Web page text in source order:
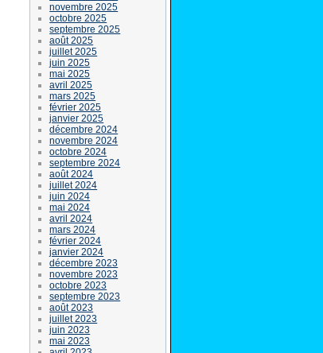
novembre 2025
octobre 2025
septembre 2025
août 2025
juillet 2025
juin 2025
mai 2025
avril 2025
mars 2025
février 2025
janvier 2025
décembre 2024
novembre 2024
octobre 2024
septembre 2024
août 2024
juillet 2024
juin 2024
mai 2024
avril 2024
mars 2024
février 2024
janvier 2024
décembre 2023
novembre 2023
octobre 2023
septembre 2023
août 2023
juillet 2023
juin 2023
mai 2023